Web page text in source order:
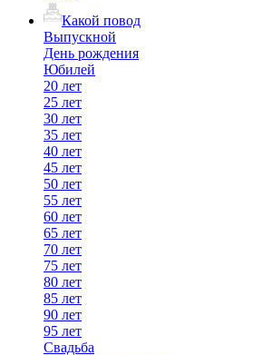
Какой повод
Выпускной
День рождения
Юбилей
20 лет
25 лет
30 лет
35 лет
40 лет
45 лет
50 лет
55 лет
60 лет
65 лет
70 лет
75 лет
80 лет
85 лет
90 лет
95 лет
Свадьба